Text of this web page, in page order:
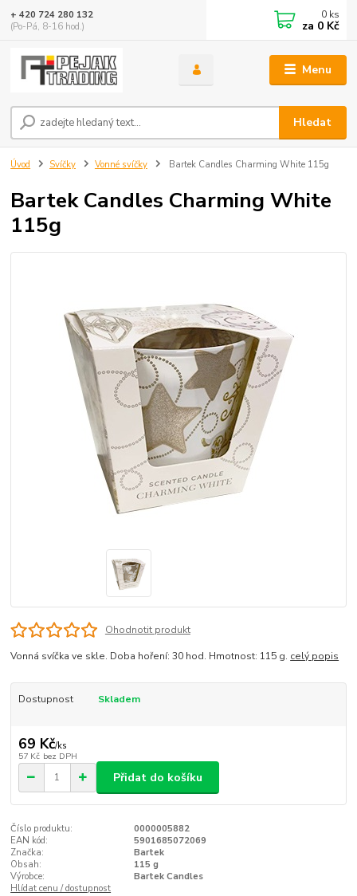
Menu
Hledat
+ 420 724 280 132
(Po-Pá, 8-16 hod.)
0 ks
za 0 Kč
Úvod Svíčky Vonné svíčky Bartek Candles Charming White 115g
Bartek Candles Charming White
115g
Ohodnotit produkt
Vonná svíčka ve skle. Doba hoření: 30 hod. Hmotnost: 115 g. celý popis
Dostupnost Skladem
69 Kč/ks
57 Kč bez DPH
Přidat do košíku
Číslo produktu:
0000005882
EAN kód:
5901685072069
Značka:
Bartek
Obsah:
115 g
Výrobce:
Bartek Candles
Hlídat cenu / dostupnost